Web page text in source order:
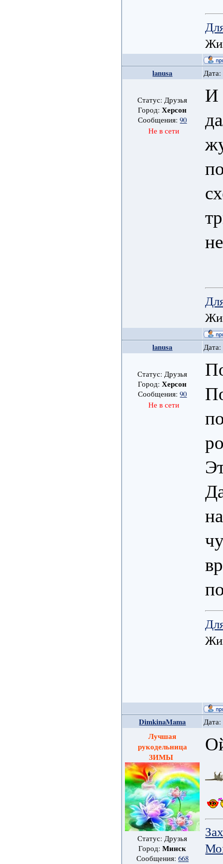
lanusa Дата:
Статус: Друзья
Город:Херсон
Сообщения:90
Не в сети
И
lanusa Дата:
Статус: Друзья
Город:Херсон
Сообщения:90
Не в сети
DimkinaMama Дата:
Лучшая
рукодельница
ЗИМЫ
Статус: Друзья
Город:Минск
Сообщения: 668